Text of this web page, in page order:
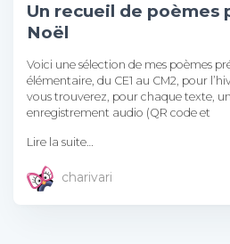
Un recueil de poèmes
Noël
Voici une sélection de mes poèmes
élémentaire, du CE1 au CM2, pour
vous trouverez, pour chaque texte,
enregistrement audio (QR code et
Lire la suite…
charivari